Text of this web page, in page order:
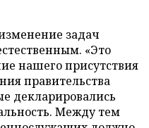
задач
«Это
нашего присутствия
правительства
декларировались
Между тем